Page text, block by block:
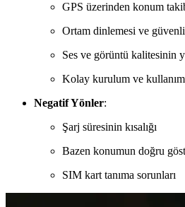
GPS üzerinden konum
Ortam dinlemesi ve
Ses ve görüntü kalitesinin
Kolay kurulum ve kullanım
Negatif Yönler:
Şarj süresinin kısalığı
Bazen konumun doğru
SIM kart tanıma sorunları